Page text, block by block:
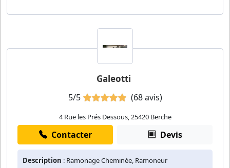
Galeotti
5/5 (68 avis)
4 Rue les Prés Dessous, 25420 Berche
Contacter Devis
Description : Ramonage Cheminée, Ramoneur